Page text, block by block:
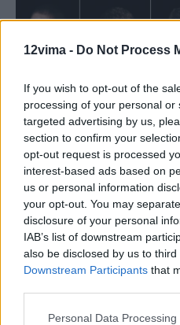
12vima - Do Not Process
If you wish to opt-out of the
processing of your personal
targeted advertising by us,
section to confirm your
opt-out request is processed
interest-based ads based on
us or personal information
your opt-out. You may
disclosure of your personal
IAB’s list of downstream
also be disclosed by us to
Downstream Participants that
Personal Data